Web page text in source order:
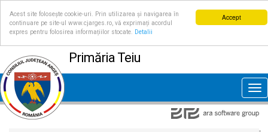
Accept
Acest site folosește cookie-uri. Prin utilizarea și navigarea în
continuare pe site-ul www.cjarges.ro, vă exprimați acordul
expres pentru folosirea informațiilor stocate.
Detalii
Primăria Teiu